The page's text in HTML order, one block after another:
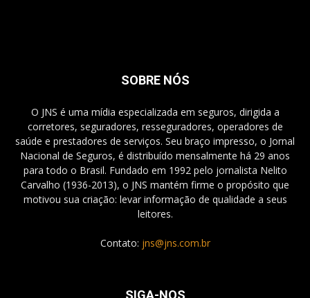
SOBRE NÓS
O JNS é uma mídia especializada em seguros, dirigida a
corretores, seguradores, resseguradores, operadores de
saúde e prestadores de serviços. Seu braço impresso, o Jornal
Nacional de Seguros, é distribuído mensalmente há 29 anos
para todo o Brasil. Fundado em 1992 pelo jornalista Nelito
Carvalho (1936-2013), o JNS mantém firme o propósito que
motivou sua criação: levar informação de qualidade a seus
leitores.
Contato: jns@jns.com.br
SIGA-NOS